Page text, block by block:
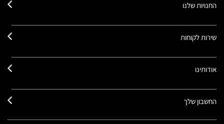
החנויות שלנו
שירות לקוחות
אודותינו
החשבון שלך